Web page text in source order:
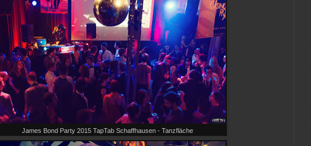
James Bond Party 2015 TapTab Schaffhausen - Tanzfläche